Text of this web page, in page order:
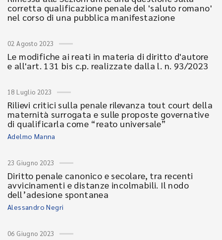
corretta qualificazione penale del 'saluto romano'
nel corso di una pubblica manifestazione
02 Agosto 2023
Le modifiche ai reati in materia di diritto d'autore
e all'art. 131 bis c.p. realizzate dalla l. n. 93/2023
18 Luglio 2023
Rilievi critici sulla penale rilevanza tout court della
maternità surrogata e sulle proposte governative
di qualificarla come “reato universale”
Adelmo Manna
23 Giugno 2023
Diritto penale canonico e secolare, tra recenti
avvicinamenti e distanze incolmabili. Il nodo
dell’adesione spontanea
Alessandro Negri
06 Giugno 2023